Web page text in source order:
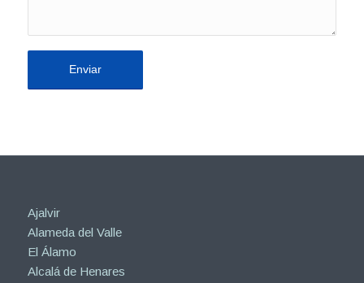
Ajalvir
Alameda del Valle
El Álamo
Alcalá de Henares